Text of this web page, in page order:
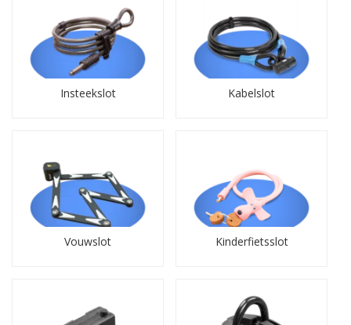
Insteekslot Kabelslot
Vouwslot Kinderfietsslot